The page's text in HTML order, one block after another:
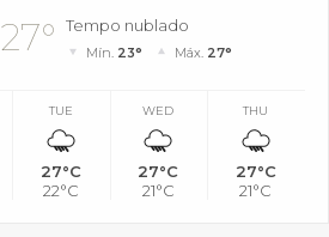
27° Tempo nublado
Mín. 23° Máx. 27°
TUE
27°C
22°C
WED
27°C
21°C
THU
27°C
21°C